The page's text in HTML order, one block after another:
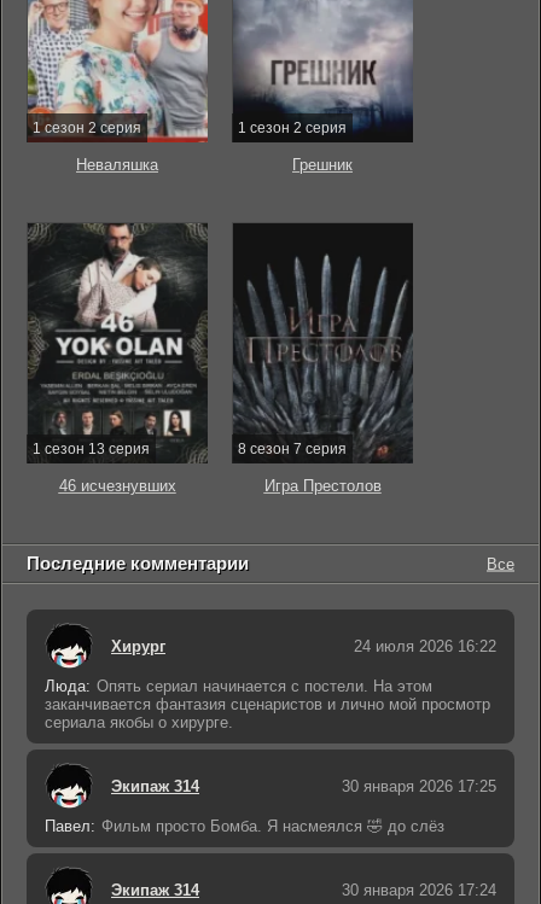
1 сезон 2 серия
Неваляшка
1 сезон 2 серия
Грешник
1 сезон 13 серия
46 исчезнувших
8 сезон 7 серия
Игра Престолов
Последние комментарии Все
Хирург 24 июля 2026 16:22
Люда: Опять сериал начинается с постели. На этом
заканчивается фантазия сценаристов и лично мой просмотр
сериала якобы о хирурге.
Экипаж 314 30 января 2026 17:25
Павел: Фильм просто Бомба. Я насмеялся 🤣 до слёз
Экипаж 314 30 января 2026 17:24